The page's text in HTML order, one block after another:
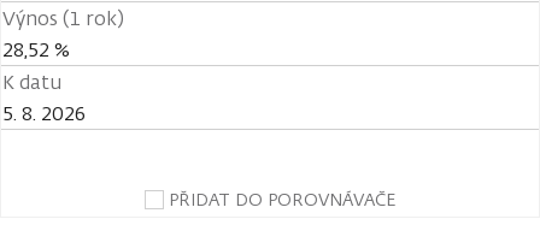
Výnos (1 rok)
28,52 %
K datu
5. 8. 2026
PŘIDAT DO POROVNÁVAČE